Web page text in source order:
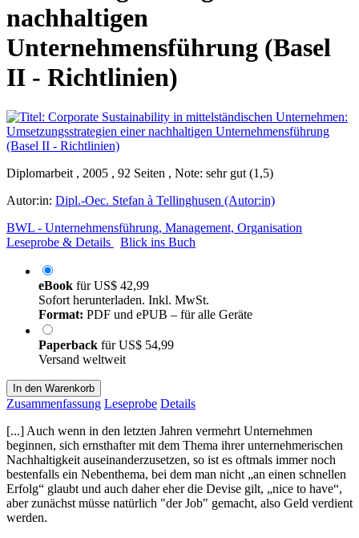
nachhaltigen
Unternehmensführung (Basel
II - Richtlinien)
Diplomarbeit , 2005 , 92 Seiten , Note: sehr gut (1,5)
Autor:in: Dipl.-Oec. Stefan à Tellinghusen (Autor:in)
BWL - Unternehmensführung, Management, Organisation
Leseprobe & Details
Blick ins Buch
eBook fürUS$ 42,99
Sofort herunterladen. Inkl. MwSt.
Format: PDF und ePUB – für alle Geräte
Paperback fürUS$ 54,99
Versand weltweit
In den Warenkorb
Zusammenfassung Leseprobe Details
[...] Auch wenn in den letzten Jahren vermehrt Unternehmen
beginnen, sich ernsthafter mit dem Thema ihrer unternehmerischen
Nachhaltigkeit auseinanderzusetzen, so ist es oftmals immer noch
bestenfalls ein Nebenthema, bei dem man nicht „an einen schnellen
Erfolg“ glaubt und auch daher eher die Devise gilt, „nice to have“,
aber zunächst müsse natürlich "der Job" gemacht, also Geld verdient
werden.